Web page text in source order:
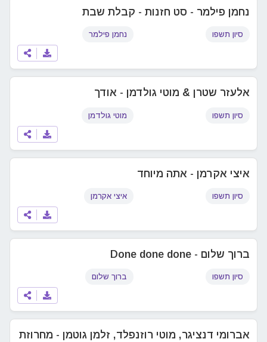
נחמן פילמר - סט חזנות - קבלת שבת
סיון תשפו נחמן פילמר
אלעזר שטרן & מוטי גולדמן - אודך
סיון תשפו מוטי גולדמן
איצי אקרמן - אתה מיוחד
סיון תשפו איצי אקרמן
ברוך שלום - Done done done
סיון תשפו ברוך שלום
אברומי דנציגר, מוטי רוזנפלד, זלמן גוטמן - מחרוזת